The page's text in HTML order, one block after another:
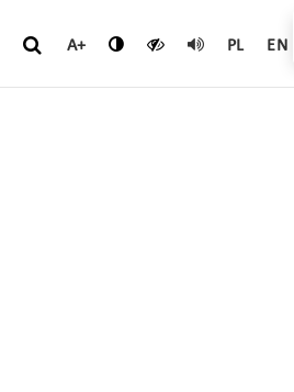
A+ PL EN